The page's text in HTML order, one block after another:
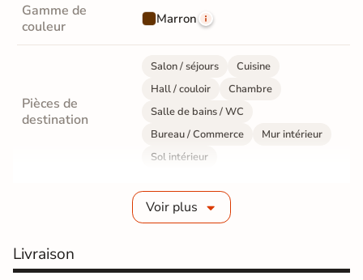
Gamme de
couleur
Marron
Pièces de
destination
Salon / séjours
Cuisine
Hall / couloir
Chambre
Salle de bains / WC
Bureau / Commerce
Mur intérieur
Sol intérieur
Grès cérame émaillé
Résistance à
Voir plus
Livraison